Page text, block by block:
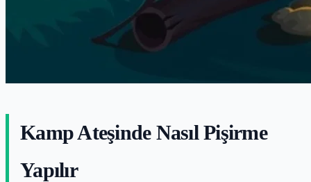
Kamp Ateşinde Nasıl Pişirme
Yapılır